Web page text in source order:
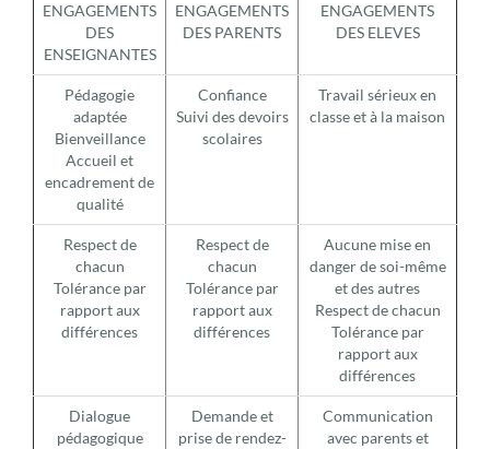
ENGAGEMENTS
DES
ENSEIGNANTES
ENGAGEMENTS
DES PARENTS
ENGAGEMENTS
DES ELEVES
Pédagogie
adaptée
Bienveillance
Accueil et
encadrement de
qualité
Confiance
Suivi des devoirs
scolaires
Travail sérieux en
classe et à la maison
Respect de
chacun
Tolérance par
rapport aux
différences
Respect de
chacun
Tolérance par
rapport aux
différences
Aucune mise en
danger de soi-même
et des autres
Respect de chacun
Tolérance par
rapport aux
différences
Dialogue
pédagogique
Demande et
prise de rendez-
Communication
avec parents et